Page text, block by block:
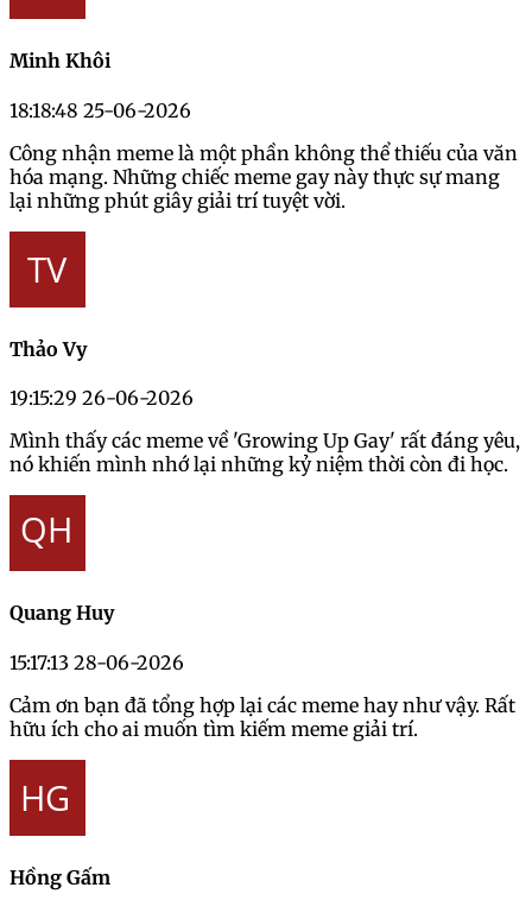
Minh Khôi
18:18:48 25-06-2026
Công nhận meme là một phần không thể thiếu của văn
hóa mạng. Những chiếc meme gay này thực sự mang
lại những phút giây giải trí tuyệt vời.
Thảo Vy
19:15:29 26-06-2026
Mình thấy các meme về 'Growing Up Gay' rất đáng yêu,
nó khiến mình nhớ lại những kỷ niệm thời còn đi học.
Quang Huy
15:17:13 28-06-2026
Cảm ơn bạn đã tổng hợp lại các meme hay như vậy. Rất
hữu ích cho ai muốn tìm kiếm meme giải trí.
Hồng Gấm